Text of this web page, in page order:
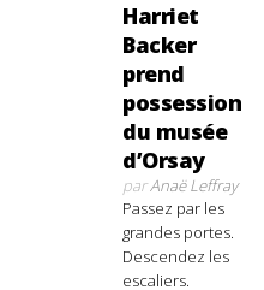
Harriet
Backer
prend
possession
du musée
d’Orsay
parAnaë Leffray
Passez par les
grandes portes.
Descendez les
escaliers.